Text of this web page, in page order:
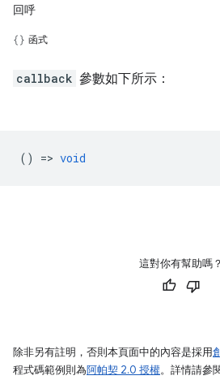
回呼
函式
callback 參數如下所示：
() => void
這對你有幫助嗎？
除非另有註明，否則本頁面中的內容是採用
程式碼範例則為阿帕契 2.0 授權。詳情請參